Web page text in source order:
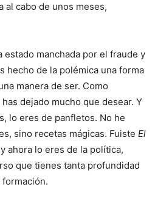
al cabo de unos meses,
estado manchada por el fraude y
hecho de la polémica una forma
manera de ser. Como
dejado mucho que desear. Y
lo eres de panfletos. No he
sino recetas mágicas. Fuiste El
ahora lo eres de la política,
que tienes tanta profundidad